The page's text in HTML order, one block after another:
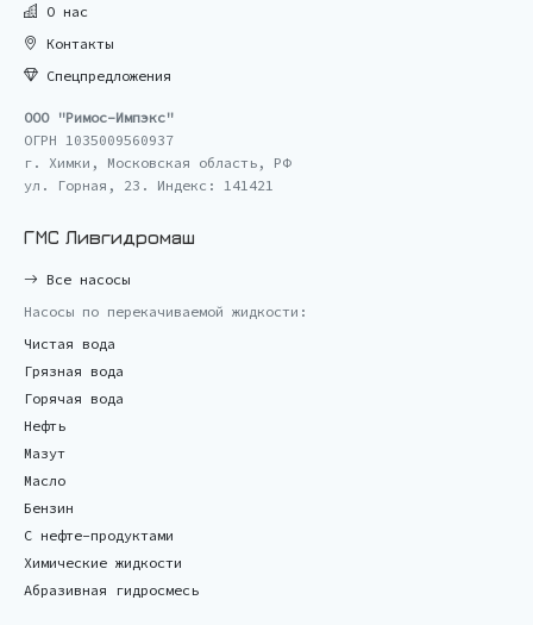
О нас
Контакты
Спецпредложения
ООО "Римос-Импэкс"
ОГРН 1035009560937
г. Химки, Московская область, РФ
ул. Горная, 23. Индекс: 141421
ГМС Ливгидромаш
Все насосы
Насосы по перекачиваемой жидкости:
Чистая вода
Грязная вода
Горячая вода
Нефть
Мазут
Масло
Бензин
С нефте-продуктами
Химические жидкости
Абразивная гидросмесь